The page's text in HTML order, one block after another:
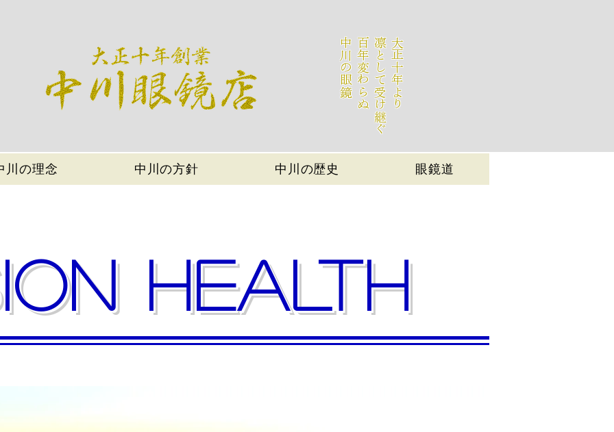
大正十年より
凛として受け継ぐ
百年変わらぬ
中川の眼鏡
川の理念 中川の方針 中川の歴史 眼鏡道
HEALTH